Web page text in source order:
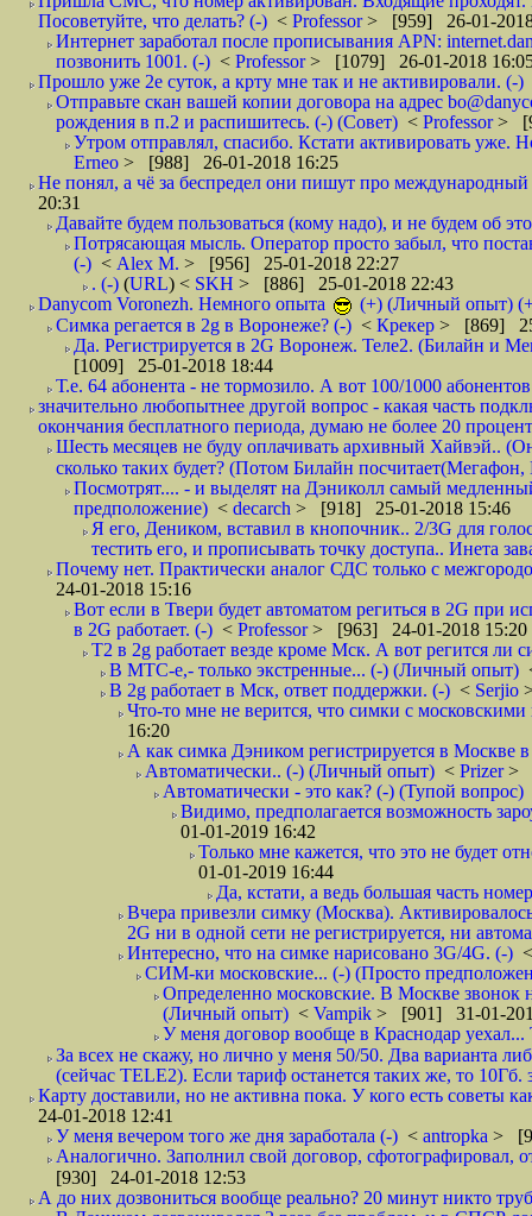
Посоветуйте, что делать? (-) < Professor> [959] 26-01-
Интернет заработал после прописывания APN:
позвонить 1001. (-) < Professor> [1079] 26-01-2018
Прошло уже 2е суток, а крту мне так и не активировали. (-)
Отправьте скан вашей копии договора на адрес
рождения в п.2 и распишитесь. (-) (Совет) < Professor>
Утром отправлял, спасибо. Кстати активировать уже.
Erneo > [988] 26-01-2018 16:25
Не понял, а чё за беспредел они пишут про
20:31
Давайте будем пользоваться (кому надо), и не будем об
Потрясающая мысль. Оператор просто забыл, что
(-) < Alex M. > [956] 25-01-2018 22:27
. (-) (URL) < SKH > [886] 25-01-2018 22:43
Danycom Voronezh. Немного опыта
(+) (Личный опыт)
Симка регается в 2g в Воронеже? (-) < Крекер > [869]
Да. Регистрируется в 2G Воронеж. Теле2. (Билайн и
[1009] 25-01-2018 18:44
Т.е. 64 абонента - не тормозило. А вот 100/1000
значительно любопытнее другой вопрос - какая часть
окончания бесплатного периода, думаю не более 20
Шесть месяцев не буду оплачивать архивный Хайвэй..
сколько таких будет? (Потом Билайн
Посмотрят.... - и выделят на Дэниколл самый
предположение) < decarch > [918] 25-01-2018 15:46
Я его, Деником, вставил в кнопочник.. 2/3G для
тестить его, и прописывать точку доступа.. Инета
Почему нет. Практически аналог СДС только с
24-01-2018 15:16
Вот если в Твери будет автоматом региться в 2G при
в 2G работает. (-) < Professor> [963] 24-01-2018 15:20
T2 в 2g работает везде кроме Мск. А вот регится
В МТС-е,- только экстренные... (-) (Личный опыт)
В 2g работает в Мск, ответ поддержки. (-) < Serjio
Что-то мне не верится, что симки с
16:20
А как симка Дэником регистрируется в Москве
Автоматически.. (-) (Личный опыт) < Prizer>
Автоматически - это как? (-) (Тупой вопрос)
Видимо, предполагается возможность
01-01-2019 16:42
Только мне кажется, что это не будет
01-01-2019 16:44
Да, кстати, а ведь большая часть
Вчера привезли симку (Москва).
2G ни в одной сети не регистрируется, ни
Интересно, что на симке нарисовано 3G/4G. (-)
СИМ-ки московские... (-) (Просто
Определенно московские. В Москве звонок
(Личный опыт) < Vampik > [901] 31-01-
У меня договор вообще в Краснодар
За всех не скажу, но лично у меня 50/50. Два варианта
(сейчас TELE2). Если тариф останется таких же, то
Карту доставили, но не активна пока. У кого есть советы
24-01-2018 12:41
У меня вечером того же дня заработала (-) < antropka >
Аналогично. Заполнил свой договор,
[930] 24-01-2018 12:53
А до них дозвониться вообще реально? 20 минут никто